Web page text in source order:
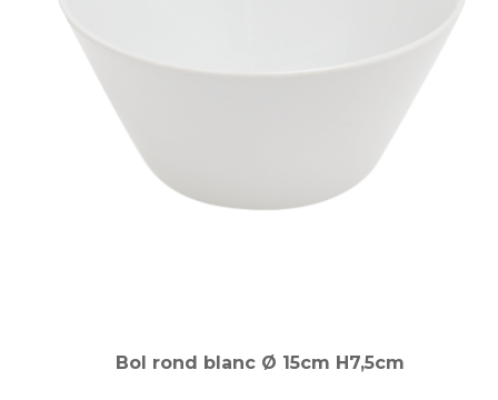
Bol rond blanc Ø 15cm H7,5cm